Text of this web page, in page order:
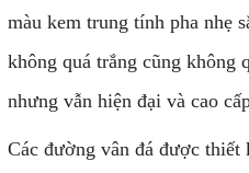
màu kem trung tính pha nhẹ
không quá trắng cũng không
nhưng vẫn hiện đại và cao
Các đường vân đá được thiết